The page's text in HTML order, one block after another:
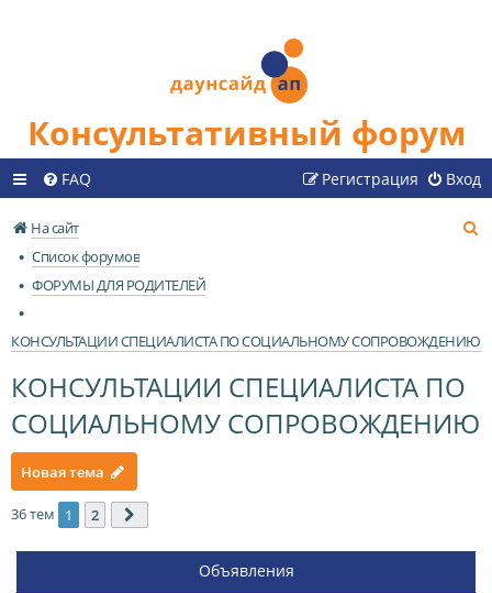
Консультативный форум
FAQ Вход
Регистрация
На сайт
Список форумов
ФОРУМЫ ДЛЯ РОДИТЕЛЕЙ
КОНСУЛЬТАЦИИ СПЕЦИАЛИСТА ПО СОЦИАЛЬНОМУ СОПРОВОЖДЕНИЮ
КОНСУЛЬТАЦИИ СПЕЦИАЛИСТА ПО
СОЦИАЛЬНОМУ СОПРОВОЖДЕНИЮ
Новая тема
36 тем 1 2
Объявления